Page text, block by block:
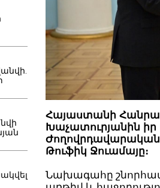
Հայաստանի
Խաչատուրյանին իր
Թուֆիկ Ջուամայը։
Նախագահը